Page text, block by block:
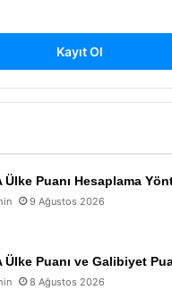
Kayıt Ol
Ülke Puanı Hesaplama
9 Ağustos 2026
Ülke Puanı ve Galibiyet
8 Ağustos 2026